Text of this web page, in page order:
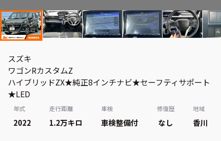
スズキ
ワゴンRカスタムZ
ハイブリッドZX★純正8インチナビ★セーフティサポート
★LED
年式
2022
走行距離
1.2万キロ
車検
車検整備付
修復歴
なし
地域
香川